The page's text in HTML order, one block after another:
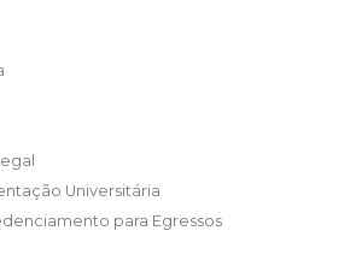
Universitária
para Egressos